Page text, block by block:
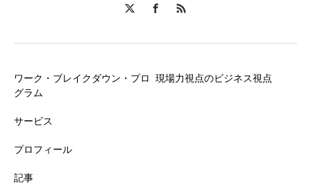
ワーク・ブレイクダウン・プロ
グラム
サービス
プロフィール
記事
現場力視点のビジネス視点